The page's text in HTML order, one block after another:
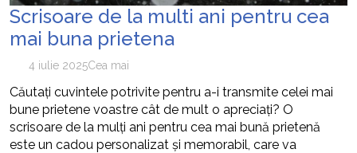
Scrisoare de la multi ani pentru cea
mai buna prietena
4 iulie 2025Cea mai
Căutați cuvintele potrivite pentru a-i transmite celei mai
bune prietene voastre cât de mult o apreciați? O
scrisoare de la mulți ani pentru cea mai bună prietenă
este un cadou personalizat și memorabil, care va